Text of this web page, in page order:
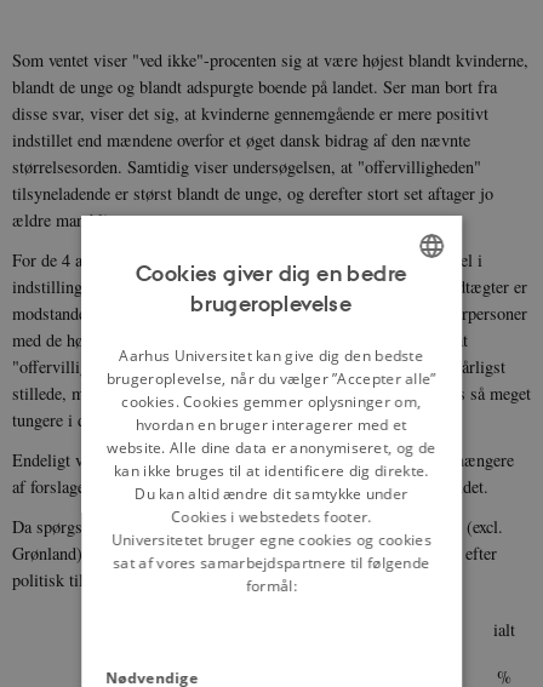
Som ventet viser "ved ikke"-procenten sig at være højest blandt kvinderne,
blandt de unge og blandt adspurgte boende på landet. Ser man bort fra
disse svar, viser det sig, at kvinderne gennemgående er mere positivt
indstillet end mændene overfor et øget dansk bidrag af den nævnte
størrelsesorden. Samtidig viser undersøgelsen, at "offervilligheden"
tilsyneladende er størst blandt de unge, og derefter stort set aftager jo
ældre man bliver.
For de 4 anførte indtægtsgrupper konstateres en meget klar forskel i
indstilling, idet medens ca. knapt hver fjerde blandt de laveste indtægter er
modstandere af forslaget, gælder dette kun hver tiende blandt svarpersoner
med de højeste indtægter. Dette betyder dog ikke nødvendigvis, at
"offervilligheden" rent moralsk er mindre blandt de økonomisk dårligst
stillede, men kan lige så godt skyldes, at ethvert ekstra offer føles så meget
tungere i disse indkomstgrupper.
Endeligt viste det sig, at medens hver sjette i hovedstaden var tilhængere
af forslaget, gjaldt dette kun hver fjerde i provinsbyerne og på landet.
Da spørgsmålet om bidrag (deres størrelse) til udviklingslandene (excl.
Grønland) kan blive et partipolitisk spørgsmål, er svarene fordelt efter
politisk tilhørighed til de fire største partier:
ialt
%
DANISH
Cookies giver dig en bedre
brugeroplevelse
Aarhus Universitet kan give dig den bedste
brugeroplevelse, når du vælger ”Accepter alle”
cookies. Cookies gemmer oplysninger om,
hvordan en bruger interagerer med et
website. Alle dine data er anonymiseret, og de
kan ikke bruges til at identificere dig direkte.
Du kan altid ændre dit samtykke under
Cookies i webstedets footer.
Universitetet bruger egne cookies og cookies
sat af vores samarbejdspartnere til følgende
formål:
Nødvendige